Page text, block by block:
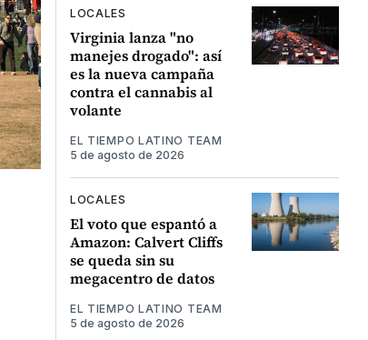
LOCALES
Virginia lanza "no
manejes drogado": así
es la nueva campaña
contra el cannabis al
volante
EL TIEMPO LATINO TEAM
5 de agosto de 2026
LOCALES
El voto que espantó a
Amazon: Calvert Cliffs
se queda sin su
megacentro de datos
EL TIEMPO LATINO TEAM
5 de agosto de 2026